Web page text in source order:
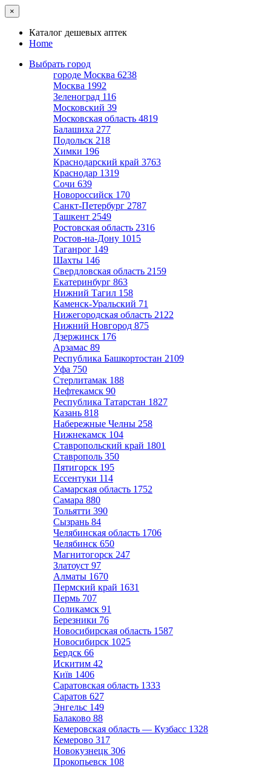
×
Каталог дешевых аптек
Home
Выбрать город
городе Москва 6238
Москва 1992
Зеленоград 116
Московский 39
Московская область 4819
Балашиха 277
Подольск 218
Химки 196
Краснодарский край 3763
Краснодар 1319
Сочи 639
Новороссийск 170
Санкт-Петербург 2787
Ташкент 2549
Ростовская область 2316
Ростов-на-Дону 1015
Таганрог 149
Шахты 146
Свердловская область 2159
Екатеринбург 863
Нижний Тагил 158
Каменск-Уральский 71
Нижегородская область 2122
Нижний Новгород 875
Дзержинск 176
Арзамас 89
Республика Башкортостан 2109
Уфа 750
Стерлитамак 188
Нефтекамск 90
Республика Татарстан 1827
Казань 818
Набережные Челны 258
Нижнекамск 104
Ставропольский край 1801
Ставрополь 350
Пятигорск 195
Ессентуки 114
Самарская область 1752
Самара 880
Тольятти 390
Сызрань 84
Челябинская область 1706
Челябинск 650
Магнитогорск 247
Златоуст 97
Алматы 1670
Пермский край 1631
Пермь 707
Соликамск 91
Березники 76
Новосибирская область 1587
Новосибирск 1025
Бердск 66
Искитим 42
Київ 1406
Саратовская область 1333
Саратов 627
Энгельс 149
Балаково 88
Кемеровская область — Кузбасс 1328
Кемерово 317
Новокузнецк 306
Прокопьевск 108